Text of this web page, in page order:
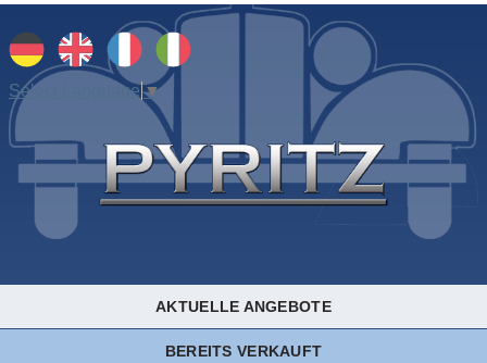
Select Language▼
AKTUELLE ANGEBOTE
BEREITS VERKAUFT